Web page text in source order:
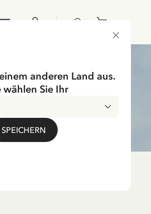
anderen Land aus.
wählen Sie Ihr
SPEICHERN